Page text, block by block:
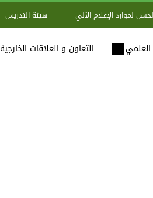
لموارد الإعلام الآلي هيئة التدريس
التعاون و العلاقات الخارجية